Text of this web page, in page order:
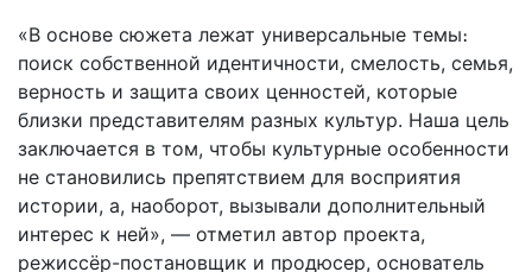
«В основе сюжета лежат универсальные темы։
поиск собственной идентичности, смелость, семья,
верность и защита своих ценностей, которые
близки представителям разных культур. Наша цель
заключается в том, чтобы культурные особенности
не становились препятствием для восприятия
истории, а, наоборот, вызывали дополнительный
интерес к ней», — отметил автор проекта,
режиссёр-постановщик и продюсер, основатель